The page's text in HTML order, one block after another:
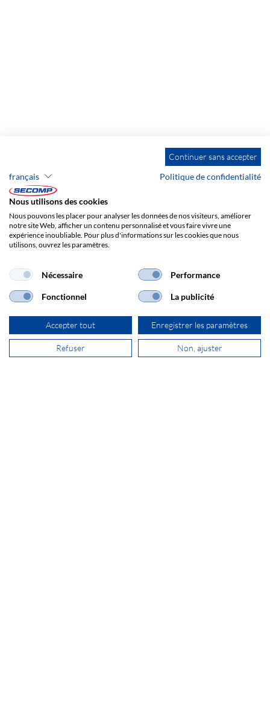
ADRESSE
SECOMP AG
Rue de Zurich 23a
2504 Bienne
Continuer sans accepter
français
Politique de confidentialité
Nous utilisons des cookies
Nous pouvons les placer pour analyser les données de nos visiteurs, améliorer
notre site Web, afficher un contenu personnalisé et vous faire vivre une
expérience inoubliable. Pour plus d'informations sur les cookies que nous
utilisons, ouvrez les paramètres.
Nécessaire Performance
Fonctionnel La publicité
Accepter tout Enregistrer les paramètres
Refuser Non, ajuster